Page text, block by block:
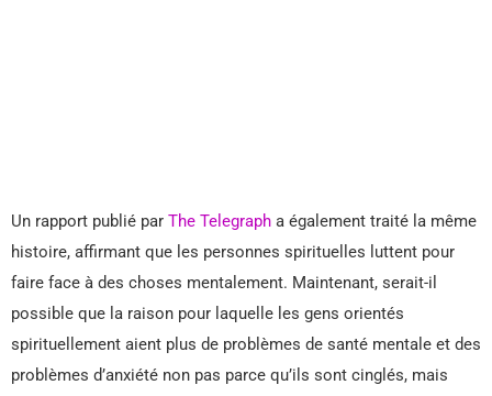
Un rapport publié par The Telegraph a également traité la même
histoire, affirmant que les personnes spirituelles luttent pour
faire face à des choses mentalement. Maintenant, serait-il
possible que la raison pour laquelle les gens orientés
spirituellement aient plus de problèmes de santé mentale et des
problèmes d’anxiété non pas parce qu’ils sont cinglés, mais